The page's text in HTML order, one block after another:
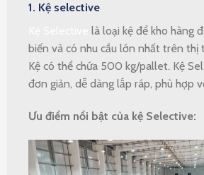
1. Kệ selective
là loại kệ để kho hàng
biến và có nhu cầu lớn nhất trên thị
Kệ có thể chứa 500 kg/pallet. Kệ
đơn giản, dễ dàng lắp ráp, phù hợp
Ưu điểm nổi bật của kệ Selective: